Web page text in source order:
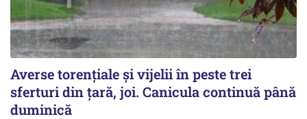
Averse torențiale și vijelii în peste trei
sferturi din țară, joi. Canicula continuă până
duminică